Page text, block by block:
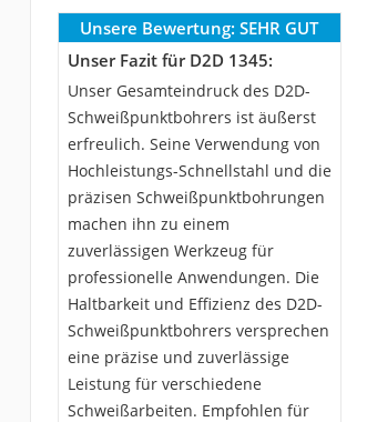
Unsere Bewertung: SEHR GUT
Unser Fazit für D2D 1345:
Unser Gesamteindruck des D2D-
Schweißpunktbohrers ist äußerst
erfreulich. Seine Verwendung von
Hochleistungs-Schnellstahl und die
präzisen Schweißpunktbohrungen
machen ihn zu einem
zuverlässigen Werkzeug für
professionelle Anwendungen. Die
Haltbarkeit und Effizienz des D2D-
Schweißpunktbohrers versprechen
eine präzise und zuverlässige
Leistung für verschiedene
Schweißarbeiten. Empfohlen für